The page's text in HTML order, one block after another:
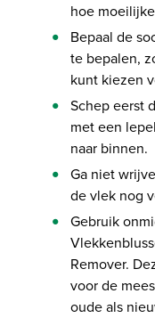
hoe
Bepaal de
te bepalen,
kunt kiezen
Schep eerst
met een
naar binnen.
Ga niet
de vlek nog
Gebruik
Remover.
voor de
oude als